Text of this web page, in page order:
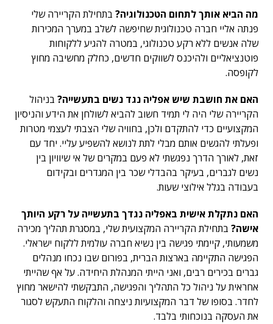
מה הביא אותך לתחום הטכנולוגיה? בתחילת הקריירה שלי
פנתה אליי חברה טכנולוגית שחיפשה לשלב במערך המכירות
שלה אנשים ללא רקע טכנולוגי, במטרה להגיע ללקוחות
פוטנציאליים ולהיכנס לשווקים חדשים, כחלק מחשיבה מחוץ
לקופסה.
האם את חושבת שיש אפליה נגד נשים בתעשייה? בניהול
הקריירה שלי היה לי תמיד חשוב להביא לשולחן את הידע והניסיון
המקצועיים כדי להתקדם ולכן, בחוויה שלי הצבתי לעצמי מטרות
ופעלתי להגשים אותם מבלי לתת לנושא להשפיע עליי. יחד עם
זאת, לאורך הדרך נפגשתי לא פעם במקרים של אי שיוויון בין
נשים לגברים, בעיקר בהבדלי שכר בין המגדרים ובקידום
בעבודה בגלל אילוצי שעות.
האם נתקלת אישית באפליה נגדך בתעשייה על רקע היותך
אישה? בתחילת הקריירה המקצועית שלי, במסגרת תהליך מכירה
משמעותי, קיימתי פגישה בין נשיא חברה עולמית ללקוח ישראלי.
הפגישה התקיימה בארצות הברית, בפורום שבו נכחו מנהלים
גברים בכירים רבים, ואני הייתי המנהלת היחידה. על אף שהייתי
אחראית על ניהול כל התהליך והפגישה, התבקשתי להישאר מחוץ
לחדר. בסופו של דבר המקצועיות ניצחה והלקוח התעקש לסגור
את העסקה בנוכחותי בלבד.